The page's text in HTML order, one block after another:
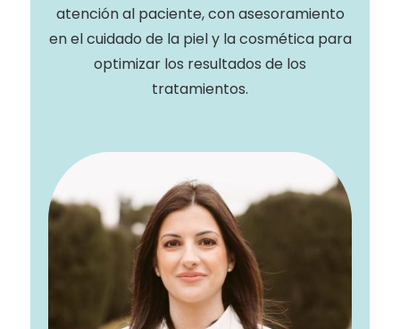
atención al paciente, con asesoramiento
en el cuidado de la piel y la cosmética para
optimizar los resultados de los
tratamientos.